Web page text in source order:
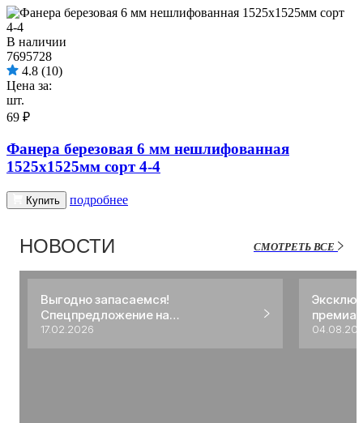
В наличии
Фанера березовая 6 мм нешлифованная
1525х1525мм сорт 4-4
7695728
4.8 (10)
Цена за:
шт.
69 ₽
Купить подробнее
НОВОСТИ СМОТРЕТЬ ВСЕ
Выгодно запасаемся!
Спецпредложение на
профессиональные пены Marcon
17.02.2026